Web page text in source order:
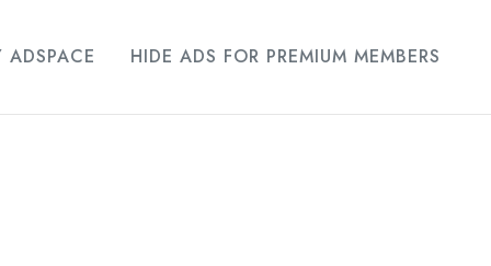
ADSPACE HIDE ADS FOR PREMIUM MEMBERS